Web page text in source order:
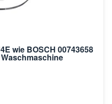
wie BOSCH 00743658